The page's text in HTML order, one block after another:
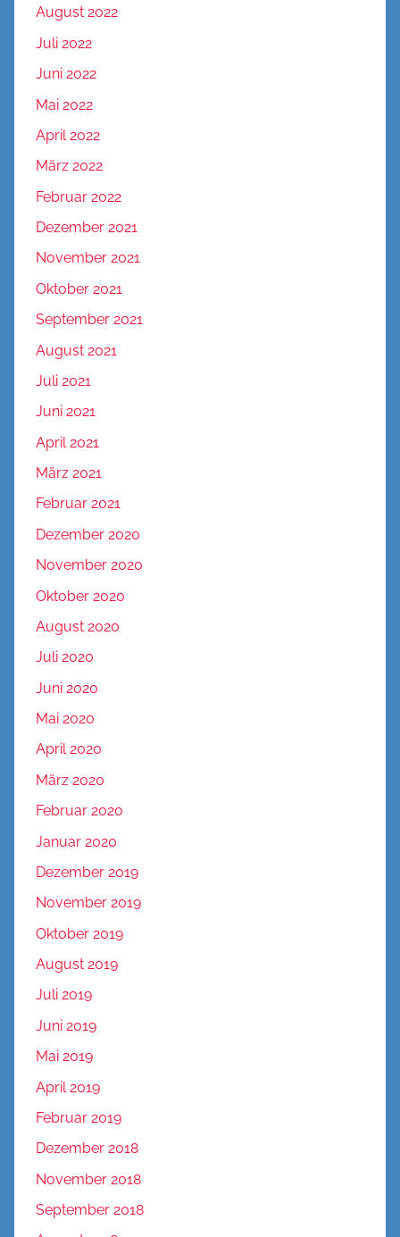
August 2022
Juli 2022
Juni 2022
Mai 2022
April 2022
März 2022
Februar 2022
Dezember 2021
November 2021
Oktober 2021
September 2021
August 2021
Juli 2021
Juni 2021
April 2021
März 2021
Februar 2021
Dezember 2020
November 2020
Oktober 2020
August 2020
Juli 2020
Juni 2020
Mai 2020
April 2020
März 2020
Februar 2020
Januar 2020
Dezember 2019
November 2019
Oktober 2019
August 2019
Juli 2019
Juni 2019
Mai 2019
April 2019
Februar 2019
Dezember 2018
November 2018
September 2018